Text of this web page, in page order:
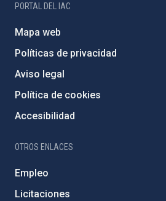
PORTAL DEL IAC
Mapa web
Políticas de privacidad
Aviso legal
Política de cookies
Accesibilidad
OTROS ENLACES
Empleo
Licitaciones